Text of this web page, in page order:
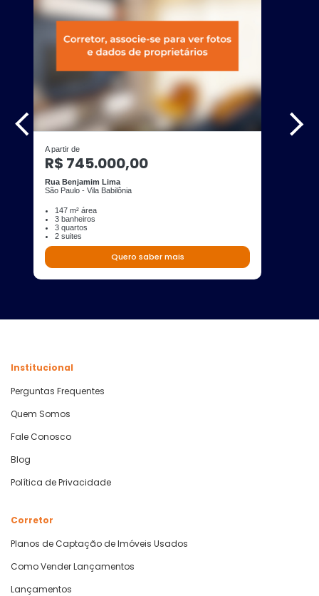
A partir de
R$ 745.000,00
Rua Benjamim Lima
São Paulo - Vila Babilônia
147 m² área
3 banheiros
3 quartos
2 suites
Quero saber mais
Institucional
Perguntas Frequentes
Quem Somos
Fale Conosco
Blog
Política de Privacidade
Corretor
Planos de Captação de Imóveis Usados
Como Vender Lançamentos
Lançamentos